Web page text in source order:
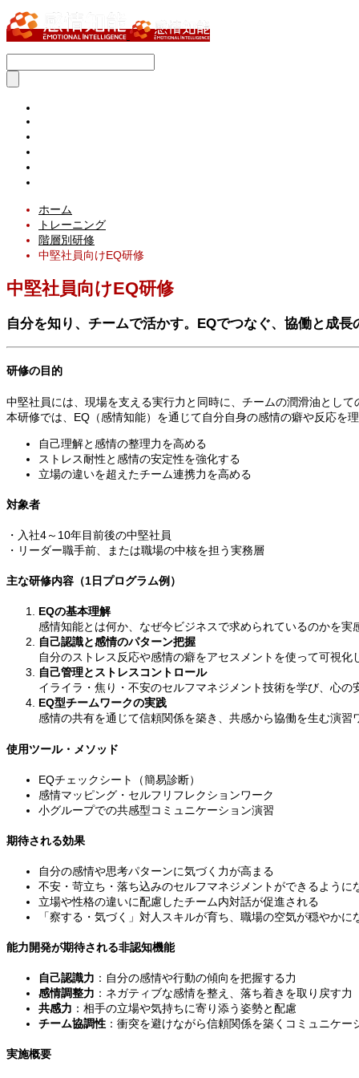
ホーム
トレーニング
階層別研修
中堅社員向けEQ研修
中堅社員向けEQ研修
自分を知り、チームで活かす。EQでつなぐ、協働と成長
研修の目的
中堅社員には、現場を支える実行力と同時に、チームの潤滑油として
本研修では、EQ（感情知能）を通じて自分自身の感情の癖や反応を
自己理解と感情の整理力を高める
ストレス耐性と感情の安定性を強化する
立場の違いを超えたチーム連携力を高める
対象者
・入社4～10年目前後の中堅社員
・リーダー職手前、または職場の中核を担う実務層
主な研修内容（1日プログラム例）
EQの基本理解
感情知能とは何か、なぜ今ビジネスで求められているのかを実
自己認識と感情のパターン把握
自分のストレス反応や感情の癖をアセスメントを使って可視化
自己管理とストレスコントロール
イライラ・焦り・不安のセルフマネジメント技術を学び、心の
EQ型チームワークの実践
感情の共有を通じて信頼関係を築き、共感から協働を生む演習
使用ツール・メソッド
EQチェックシート（簡易診断）
感情マッピング・セルフリフレクションワーク
小グループでの共感型コミュニケーション演習
期待される効果
自分の感情や思考パターンに気づく力が高まる
不安・苛立ち・落ち込みのセルフマネジメントができるように
立場や性格の違いに配慮したチーム内対話が促進される
「察する・気づく」対人スキルが育ち、職場の空気が穏やかに
能力開発が期待される非認知機能
自己認識力 ：自分の感情や行動の傾向を把握する力
感情調整力 ：ネガティブな感情を整え、落ち着きを取り戻す力
共感力 ：相手の立場や気持ちに寄り添う姿勢と配慮
チーム協調性 ：衝突を避けながら信頼関係を築くコミュニケー
実施概要